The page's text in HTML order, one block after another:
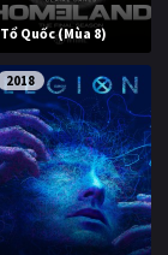
Tổ Quốc (Mùa 8)
2018